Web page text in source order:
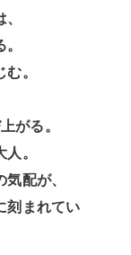
。
がる。
。
配が、
刻まれてい